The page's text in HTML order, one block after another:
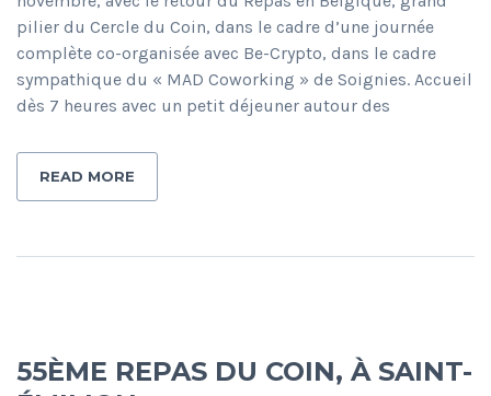
pilier du Cercle du Coin, dans le cadre d’une journée
complète co-organisée avec Be-Crypto, dans le cadre
sympathique du « MAD Coworking » de Soignies. Accueil
dès 7 heures avec un petit déjeuner autour des
READ MORE
55ÈME REPAS DU COIN, À SAINT-